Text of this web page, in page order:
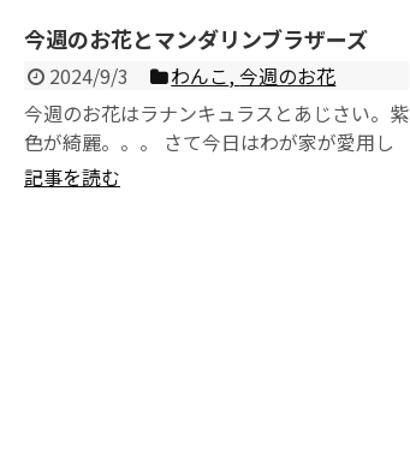
今週のお花とマンダリンブラザーズ
2024/9/3 わんこ,今週のお花
今週のお花はラナンキュラスとあじさい。紫
色が綺麗。。。 さて今日はわが家が愛用し
ているマンダリンブラザースのワンコ服につ
記事を読む